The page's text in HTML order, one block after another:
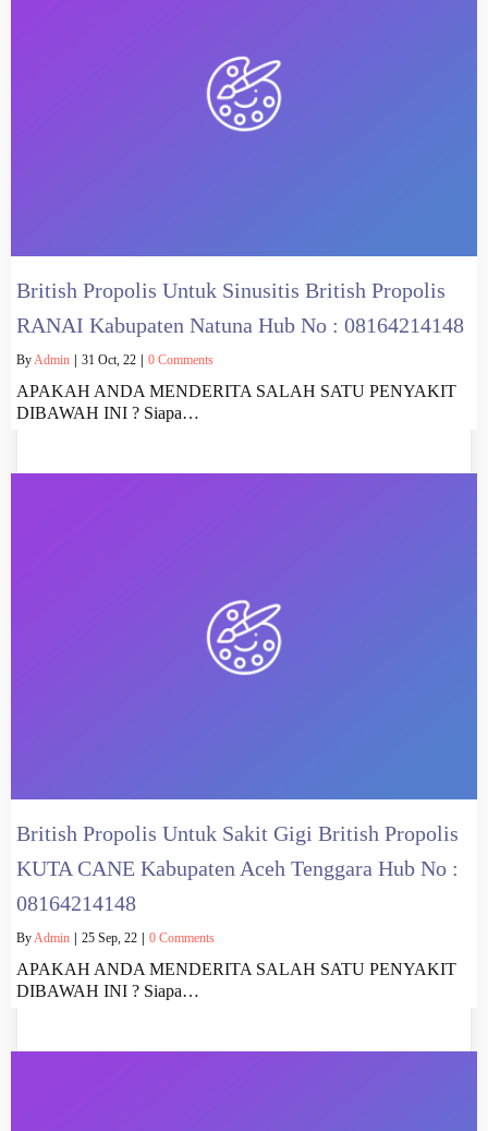
British Propolis Untuk Sinusitis British Propolis
RANAI Kabupaten Natuna Hub No : 08164214148
By Admin | 31 Oct, 22 | 0 Comments
APAKAH ANDA MENDERITA SALAH SATU PENYAKIT
DIBAWAH INI ? Siapa…
British Propolis Untuk Sakit Gigi British Propolis
KUTA CANE Kabupaten Aceh Tenggara Hub No :
08164214148
ByAdmin 25 Sep, 22 0 Comments
APAKAH ANDA MENDERITA SALAH SATU PENYAKIT
DIBAWAH INI ? Siapa…